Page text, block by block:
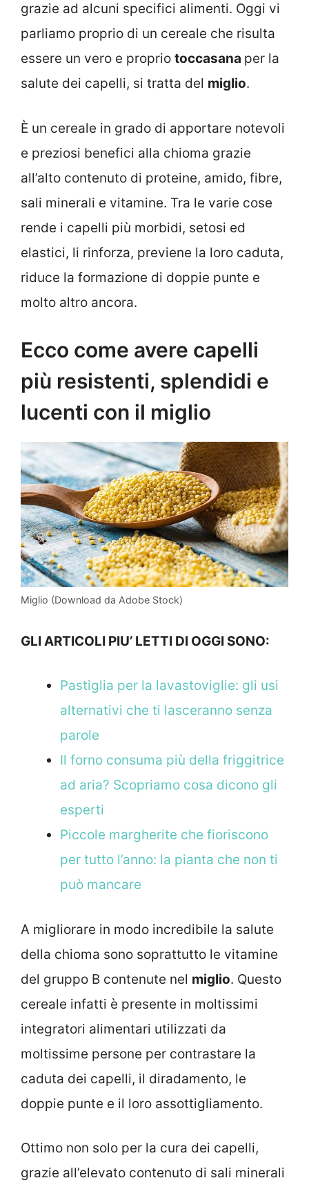
grazie ad alcuni specifici alimenti. Oggi vi
parliamo proprio di un cereale che risulta
essere un vero e proprio toccasana per la
salute dei capelli, si tratta del miglio.
È un cereale in grado di apportare notevoli
e preziosi benefici alla chioma grazie
all’alto contenuto di proteine, amido, fibre,
sali minerali e vitamine. Tra le varie cose
rende i capelli più morbidi, setosi ed
elastici, li rinforza, previene la loro caduta,
riduce la formazione di doppie punte e
molto altro ancora.
Ecco come avere capelli
più resistenti, splendidi e
lucenti con il miglio
Miglio (Download da Adobe Stock)
GLI ARTICOLI PIU’ LETTI DI OGGI SONO:
Pastiglia per la lavastoviglie: gli usi
alternativi che ti lasceranno senza
parole
Il forno consuma più della friggitrice
ad aria? Scopriamo cosa dicono gli
esperti
Piccole margherite che fioriscono
per tutto l’anno: la pianta che non ti
può mancare
A migliorare in modo incredibile la salute
della chioma sono soprattutto le vitamine
del gruppo B contenute nel miglio. Questo
cereale infatti è presente in moltissimi
integratori alimentari utilizzati da
moltissime persone per contrastare la
caduta dei capelli, il diradamento, le
doppie punte e il loro assottigliamento.
Ottimo non solo per la cura dei capelli,
grazie all’elevato contenuto di sali minerali